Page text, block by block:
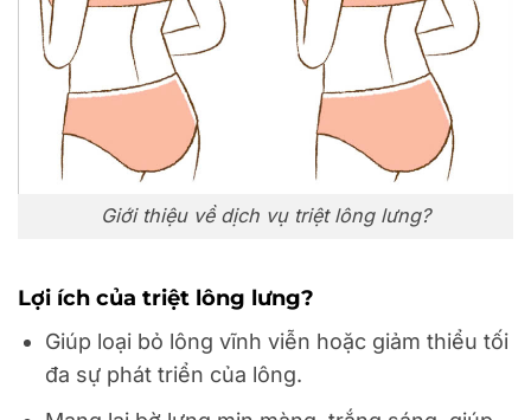
Giới thiệu về dịch vụ triệt lông lưng?
Lợi ích của triệt lông lưng?
Giúp loại bỏ lông vĩnh viễn hoặc giảm thiểu tối
đa sự phát triển của lông.